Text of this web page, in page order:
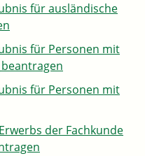
für ausländische
für Personen mit
für Personen mit
der Fachkunde